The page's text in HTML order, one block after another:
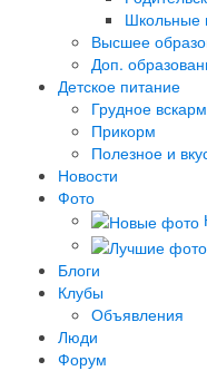
Школьные
Высшее
Доп.
Детское питание
Грудное
Прикорм
Полезное и
Новости
Фото
Блоги
Клубы
Объявления
Люди
Форум